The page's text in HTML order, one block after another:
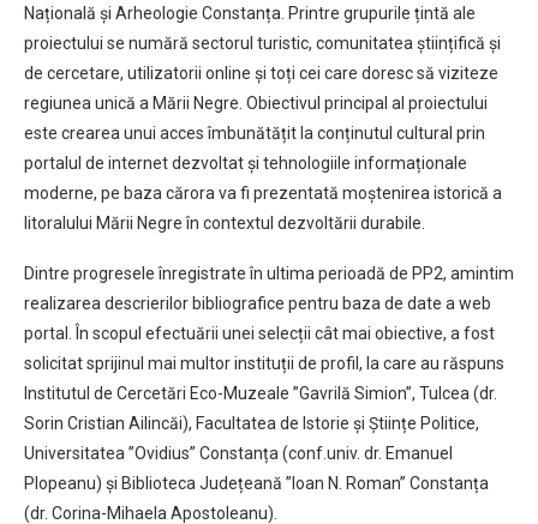
Națională și Arheologie Constanța. Printre grupurile țintă ale
proiectului se numără sectorul turistic, comunitatea științifică și
de cercetare, utilizatorii online și toți cei care doresc să viziteze
regiunea unică a Mării Negre. Obiectivul principal al proiectului
este crearea unui acces îmbunătățit la conținutul cultural prin
portalul de internet dezvoltat și tehnologiile informaționale
moderne, pe baza cărora va fi prezentată moștenirea istorică a
litoralului Mării Negre în contextul dezvoltării durabile.
Dintre progresele înregistrate în ultima perioadă de PP2, amintim
realizarea descrierilor bibliografice pentru baza de date a web
portal. În scopul efectuării unei selecții cât mai obiective, a fost
solicitat sprijinul mai multor instituții de profil, la care au răspuns
Institutul de Cercetări Eco-Muzeale ”Gavrilă Simion”, Tulcea (dr.
Sorin Cristian Ailincăi), Facultatea de Istorie și Științe Politice,
Universitatea ”Ovidius” Constanța (conf.univ. dr. Emanuel
Plopeanu) și Biblioteca Județeană ”Ioan N. Roman” Constanța
(dr. Corina-Mihaela Apostoleanu).